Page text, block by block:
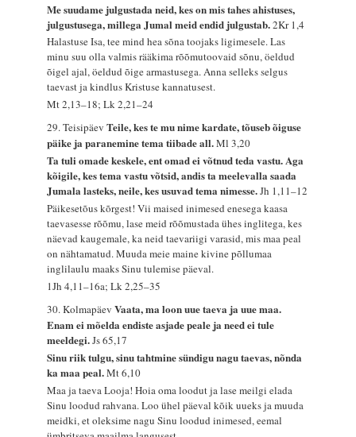
Me suudame julgustada neid, kes on mis tahes ahistuses,
julgustusega, millega Jumal meid endid julgustab.2Kr 1,4
Halastuse Isa, tee mind hea sõna toojaks ligimesele. Las
minu suu olla valmis rääkima rõõmutoovaid sõnu, öeldud
õigel ajal, öeldud õige armastusega. Anna selleks selgus
taevast ja kindlus Kristuse kannatusest.
Mt 2,13–18; Lk 2,21–24
29. TeisipäevTeile, kes te mu nime kardate, tõuseb õiguse
päike ja paranemine tema tiibade all.Ml 3,20
Ta tuli omade keskele, ent omad ei võtnud teda vastu. Aga
kõigile, kes tema vastu võtsid, andis ta meelevalla saada
Jumala lasteks, neile, kes usuvad tema nimesse.Jh 1,11–12
Päikesetõus kõrgest! Vii maised inimesed enesega kaasa
taevasesse rõõmu, lase meid rõõmustada ühes inglitega, kes
näevad kaugemale, ka neid taevariigi varasid, mis maa peal
on nähtamatud. Muuda meie maine kivine põllumaa
inglilaulu maaks Sinu tulemise päeval.
1Jh 4,11–16a; Lk 2,25–35
30. KolmapäevVaata, ma loon uue taeva ja uue maa.
Enam ei mõelda endiste asjade peale ja need ei tule
meeldegi.Js 65,17
Sinu riik tulgu, sinu tahtmine sündigu nagu taevas, nõnda
ka maa peal.Mt 6,10
Maa ja taeva Looja! Hoia oma loodut ja lase meilgi elada
Sinu loodud rahvana. Loo ühel päeval kõik uueks ja muuda
meidki, et oleksime nagu Sinu loodud inimesed, eemal